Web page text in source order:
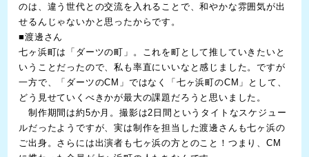
のは、違う世代との交流を入れることで、和やかな雰囲気が出
せるんじゃないかと思ったからです。
■渡邊さん
七ヶ浜町は「ダーツの町」。これを町として推していきたいと
いうことだったので、私も率直にいいなと感じました。ですが
一方で、「ダーツのCM」ではなく「七ヶ浜町のCM」として、
どう見せていくべきかが最大の課題だろうと思いました。
制作期間は約5か月。撮影は2日間というタイトなスケジュー
ルだったようですが、実は制作を担当した渡邊さんも七ヶ浜の
ご出身。さらには出演者も七ヶ浜の方とのこと！つまり、CM